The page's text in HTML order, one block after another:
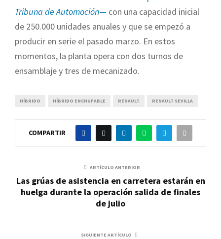
Tribuna de Automoción— con una capacidad inicial
de 250.000 unidades anuales y que se empezó a
producir en serie el pasado marzo. En estos
momentos, la planta opera con dos turnos de
ensamblaje y tres de mecanizado.
HÍBRIDO HÍBRIDO ENCHUFABLE RENAULT RENAULT SEVILLA
COMPARTIR
ARTÍCULO ANTERIOR
Las grúas de asistencia en carretera estarán en
huelga durante la operación salida de finales
de julio
SIGUIENTE ARTÍCULO